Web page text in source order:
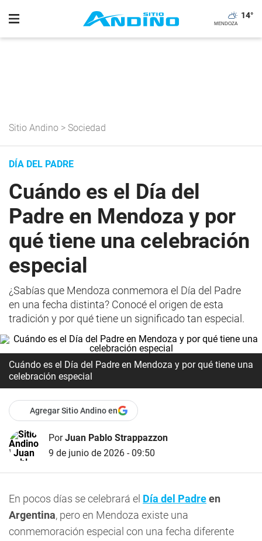
14°
Sitio Andino > Sociedad
DÍA DEL PADRE
Cuándo es el Día del
Padre en Mendoza y por
qué tiene una celebración
especial
¿Sabías que Mendoza conmemora el Día del Padre
en una fecha distinta? Conocé el origen de esta
tradición y por qué tiene un significado tan especial.
Cuándo es el Día del Padre en Mendoza y por qué tiene una
celebración especial
Agregar Sitio Andino en
PorJuan Pablo Strappazzon
9 de junio de 2026 - 09:50
En pocos días se celebrará el Día del Padreen
Argentina, pero en Mendoza existe una
conmemoración especial con una fecha diferente